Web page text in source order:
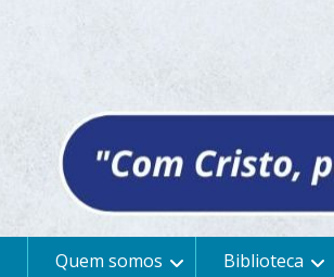
Quem somos Biblioteca